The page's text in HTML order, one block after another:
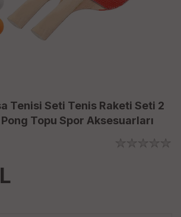
Tenisi Seti Tenis Raketi Seti 2
Topu Spor Aksesuarları